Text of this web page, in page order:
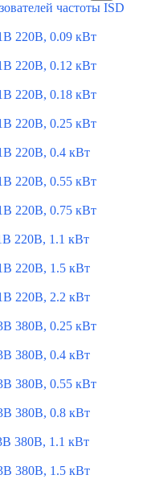
частоты ISD
220В, 0.09 кВт
220В, 0.12 кВт
220В, 0.18 кВт
220В, 0.25 кВт
220В, 0.4 кВт
220В, 0.55 кВт
220В, 0.75 кВт
220В, 1.1 кВт
220В, 1.5 кВт
220В, 2.2 кВт
380В, 0.25 кВт
380В, 0.4 кВт
380В, 0.55 кВт
380В, 0.8 кВт
380В, 1.1 кВт
380В, 1.5 кВт